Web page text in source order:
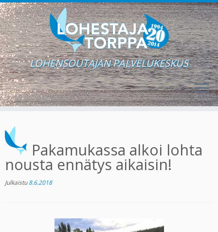
content
LOHENSOUTAJAN PALVELUKESKUS
Pakamukassa alkoi lohta
nousta ennätys aikaisin!
Julkaistu8.6.2018